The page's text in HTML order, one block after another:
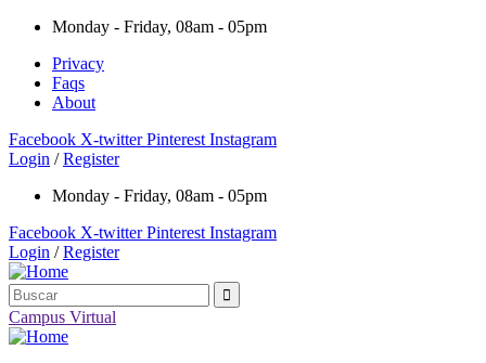
Monday - Friday, 08am - 05pm
Privacy
Faqs
About
Facebook X-twitter Pinterest Instagram
Login / Register
Monday - Friday, 08am - 05pm
Facebook X-twitter Pinterest Instagram
Login / Register
Campus Virtual